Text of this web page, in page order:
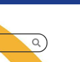
Haku
Hae